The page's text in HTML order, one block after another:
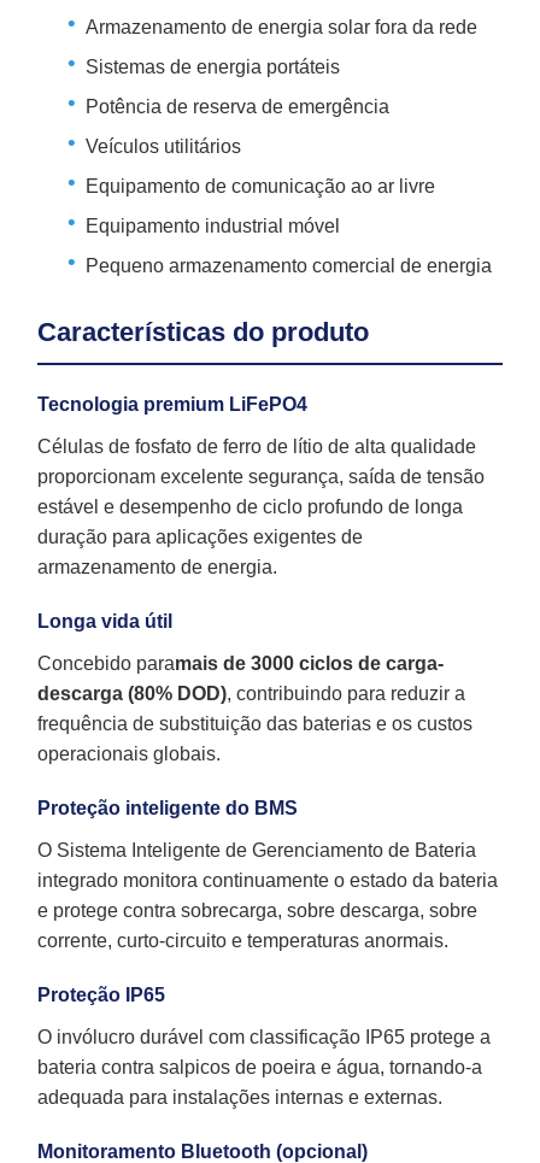
Armazenamento de energia solar fora da rede
Sistemas de energia portáteis
Potência de reserva de emergência
Veículos utilitários
Equipamento de comunicação ao ar livre
Equipamento industrial móvel
Pequeno armazenamento comercial de energia
Características do produto
Tecnologia premium LiFePO4
Células de fosfato de ferro de lítio de alta qualidade
proporcionam excelente segurança, saída de tensão
estável e desempenho de ciclo profundo de longa
duração para aplicações exigentes de
armazenamento de energia.
Longa vida útil
Concebido paramais de 3000 ciclos de carga-
descarga (80% DOD), contribuindo para reduzir a
frequência de substituição das baterias e os custos
operacionais globais.
Proteção inteligente do BMS
O Sistema Inteligente de Gerenciamento de Bateria
integrado monitora continuamente o estado da bateria
e protege contra sobrecarga, sobre descarga, sobre
corrente, curto-circuito e temperaturas anormais.
Proteção IP65
O invólucro durável com classificação IP65 protege a
bateria contra salpicos de poeira e água, tornando-a
adequada para instalações internas e externas.
Monitoramento Bluetooth (opcional)